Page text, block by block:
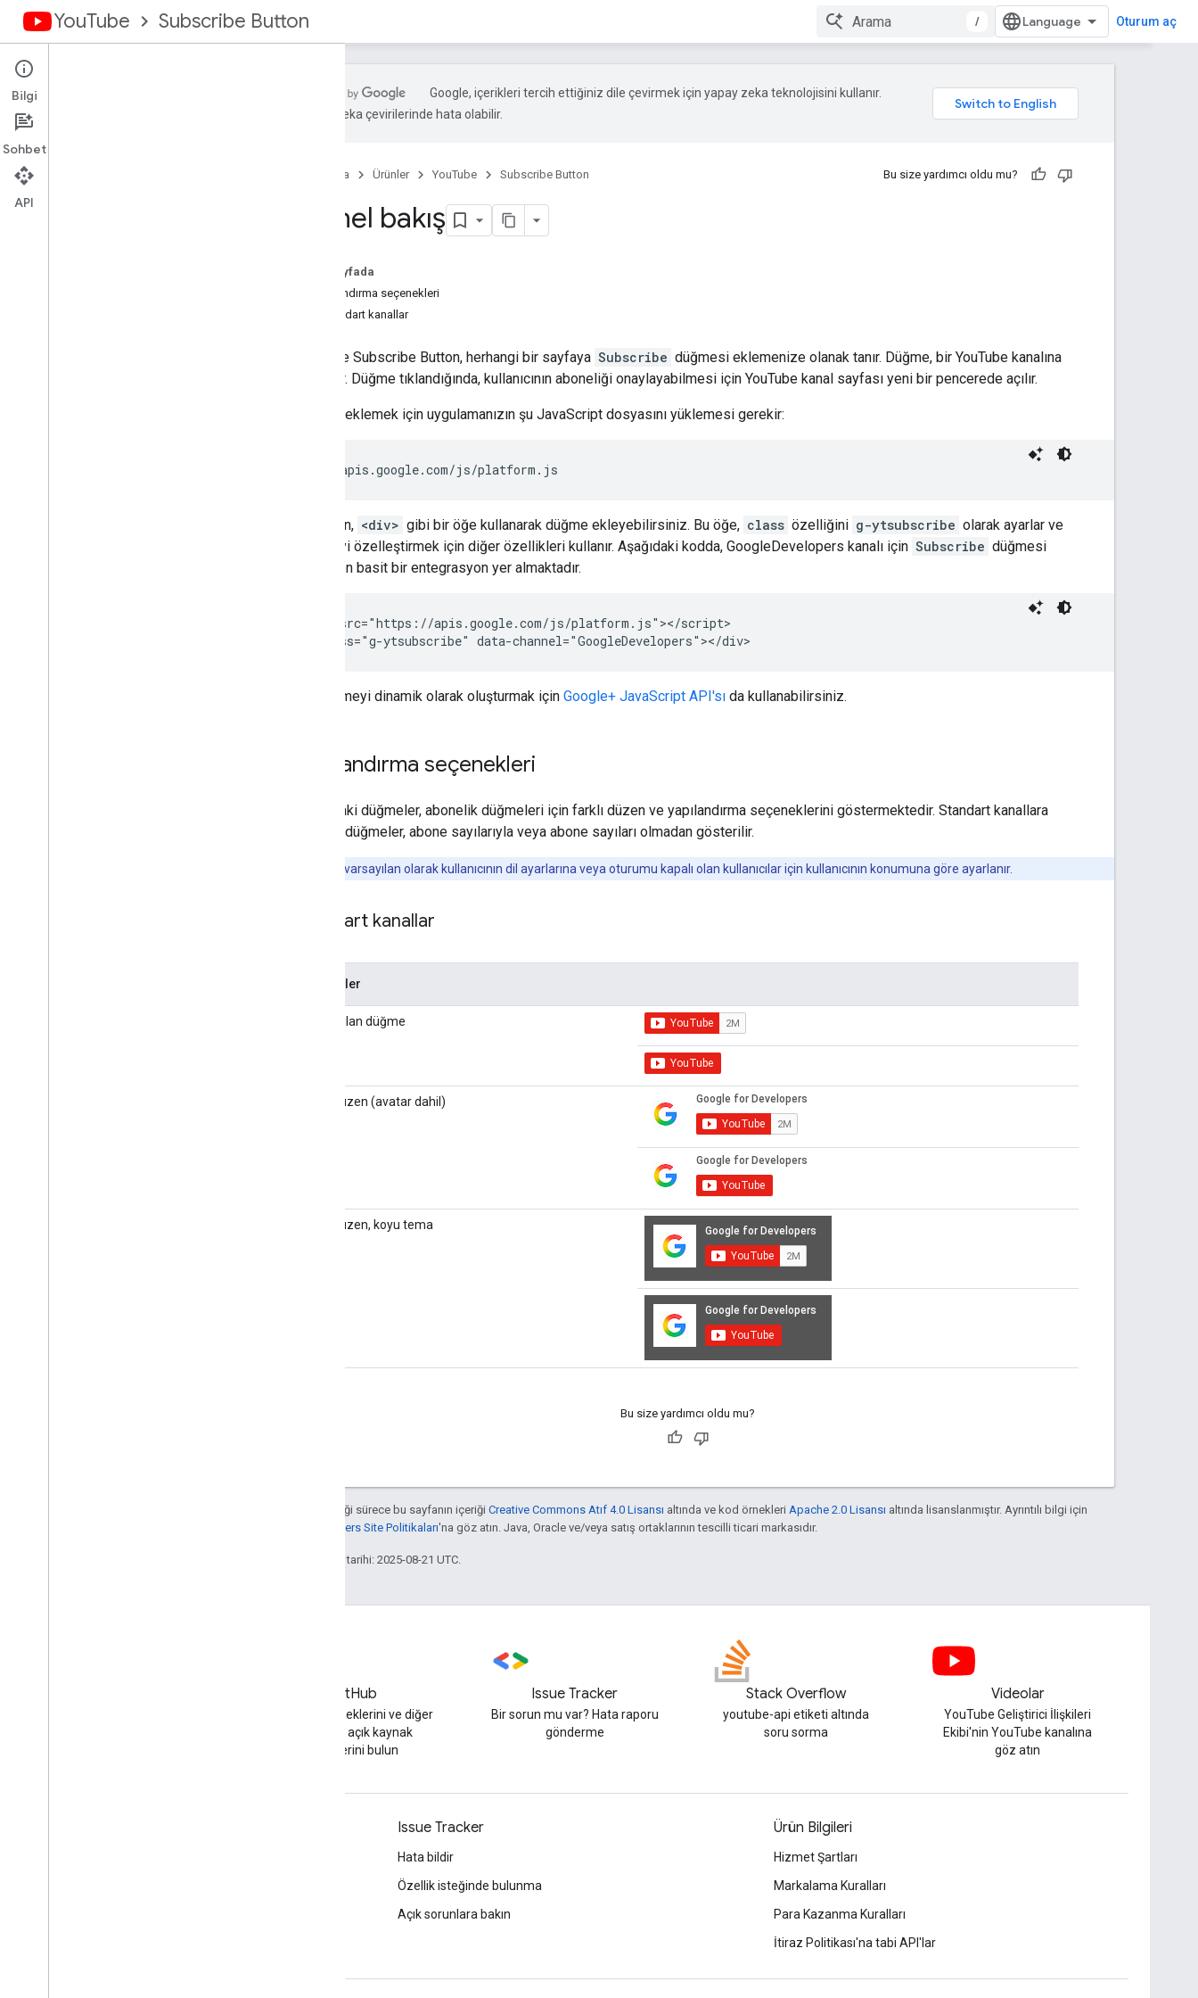
YouTube Subscribe Button / Oturum aç
Düğme Yapılandırma
Başvuru Kaynakları
Kullanım Koşulları
Google, içerikleri tercih ettiğiniz dile çevirmek için yapay zeka teknolojisini kullanır.
Yapay zeka çevirilerinde hata olabilir.
Ana Sayfa Ürünler YouTube Subscribe Button Bu size yardımcı oldu mu?
Genel bakış
Bu sayfada
Yapılandırma seçenekleri
Standart kanallar
YouTube Subscribe Button, herhangi bir sayfaya Subscribe düğmesi eklemenize olanak tanır. Düğme, bir YouTube kanalına
bağlanır. Düğme tıklandığında, kullanıcının aboneliği onaylayabilmesi için YouTube kanal sayfası yeni bir pencerede açılır.
Düğme eklemek için uygulamanızın şu JavaScript dosyasını yüklemesi gerekir:
https://apis.google.com/js/platform.js
Ardından, <div> gibi bir öğe kullanarak düğme ekleyebilirsiniz. Bu öğe, class özelliğini g-ytsubscribe olarak ayarlar ve
düğmeyi özelleştirmek için diğer özellikleri kullanır. Aşağıdaki kodda, GoogleDevelopers kanalı için Subscribe düğmesi
gösteren basit bir entegrasyon yer almaktadır.
<script src="https://apis.google.com/js/platform.js"></script>
<div class="g-ytsubscribe" data-channel="GoogleDevelopers"></div>
Bir düğmeyi dinamik olarak oluşturmak için Google+ JavaScript API'sı da kullanabilirsiniz.
Yapılandırma seçenekleri
Aşağıdaki düğmeler, abonelik düğmeleri için farklı düzen ve yapılandırma seçeneklerini göstermektedir. Standart kanallara
yönelik düğmeler, abone sayılarıyla veya abone sayıları olmadan gösterilir.
Düğme dili varsayılan olarak kullanıcının dil ayarlarına veya oturumu kapalı olan kullanıcılar için kullanıcının konumuna göre ayarlanır.
Standart kanallar
Bu size yardımcı oldu mu?
Aksi belirtilmediği sürece bu sayfanın içeriği Creative Commons Atıf 4.0 Lisansı altında ve kod örnekleri Apache 2.0 Lisansı altında lisanslanmıştır. Ayrıntılı bilgi için
Google Developers Site Politikaları'na göz atın. Java, Oracle ve/veya satış ortaklarının tescilli ticari markasıdır.
Son güncelleme tarihi: 2025-08-21 UTC.
GitHub
API kodu örneklerini ve diğer
YouTube açık kaynak
projelerini bulun
Issue Tracker
Bir sorun mu var? Hata raporu
gönderme
Stack Overflow
youtube-api etiketi altında
soru sorma
Videolar
YouTube Geliştirici İlişkileri
Ekibi'nin YouTube kanalına
göz atın
Issue Tracker
Hata bildir
Özellik isteğinde bulunma
Açık sorunlara bakın
Ürün Bilgileri
Hizmet Şartları
Markalama Kuralları
Para Kazanma Kuralları
İtiraz Politikası'na tabi API'lar
Bilgi
Sohbet
API